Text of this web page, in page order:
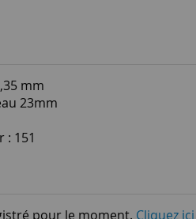
mm
23mm
: 151
pour le moment. Cliquez